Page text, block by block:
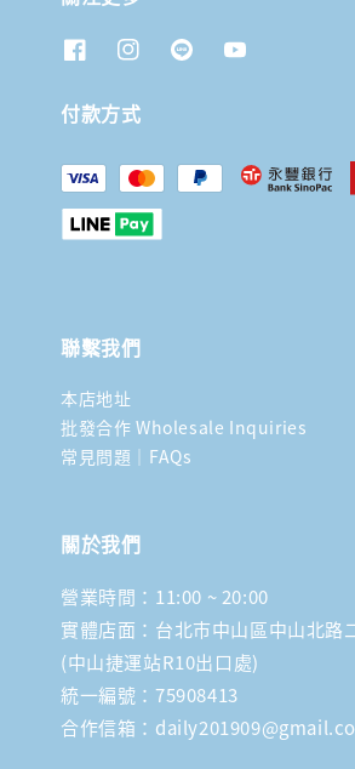
付款方式
聯繫我們
本店地址
批發合作 Wholesale Inquiries
常見問題｜FAQs
關於我們
營業時間：11:00 ~ 20:00
實體店面：台北市中山區中山北路
(中山捷運站R10出口處)
統一編號：75908413
合作信箱：